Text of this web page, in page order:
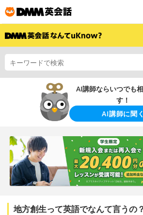
AI講師ならいつでも
す！
AI講師に聞く
地方創生って英語でなんて言うの？